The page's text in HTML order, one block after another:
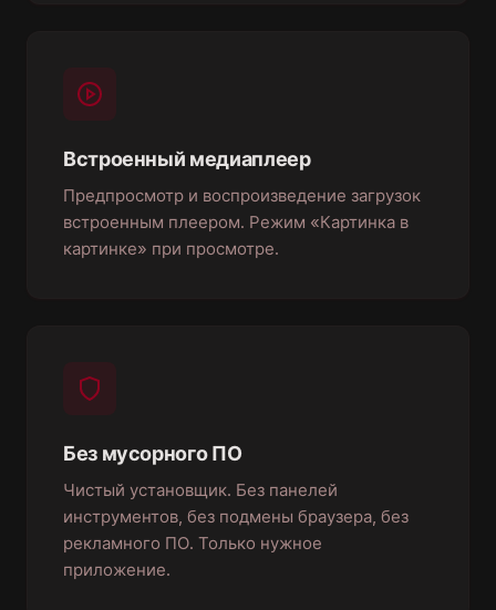
Встроенный медиаплеер
Предпросмотр и воспроизведение загрузок
встроенным плеером. Режим «Картинка в
картинке» при просмотре.
Без мусорного ПО
Чистый установщик. Без панелей
инструментов, без подмены браузера, без
рекламного ПО. Только нужное
приложение.